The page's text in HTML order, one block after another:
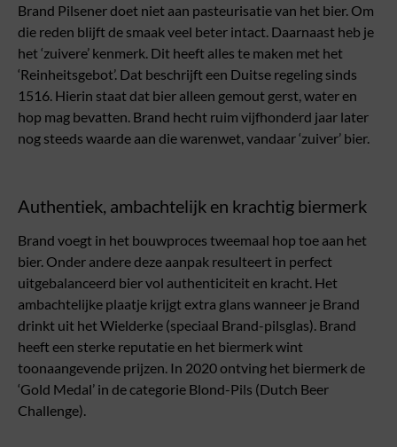
Brand Pilsener doet niet aan pasteurisatie van het bier. Om
die reden blijft de smaak veel beter intact. Daarnaast heb je
het ‘zuivere’ kenmerk. Dit heeft alles te maken met het
‘Reinheitsgebot’. Dat beschrijft een Duitse regeling sinds
1516. Hierin staat dat bier alleen gemout gerst, water en
hop mag bevatten. Brand hecht ruim vijfhonderd jaar later
nog steeds waarde aan die warenwet, vandaar ‘zuiver’ bier.
Authentiek, ambachtelijk en krachtig biermerk
Brand voegt in het bouwproces tweemaal hop toe aan het
bier. Onder andere deze aanpak resulteert in perfect
uitgebalanceerd bier vol authenticiteit en kracht. Het
ambachtelijke plaatje krijgt extra glans wanneer je Brand
drinkt uit het Wielderke (speciaal Brand-pilsglas). Brand
heeft een sterke reputatie en het biermerk wint
toonaangevende prijzen. In 2020 ontving het biermerk de
‘Gold Medal’ in de categorie Blond-Pils (Dutch Beer
Challenge).